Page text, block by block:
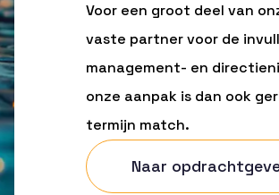
Voor een groot deel van
vaste partner voor de
management- en
onze aanpak is dan ook
termijn match.
Naar